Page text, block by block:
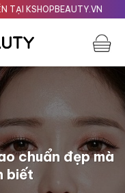
Giao nhanh 24H
chuẩn đẹp mà
biết